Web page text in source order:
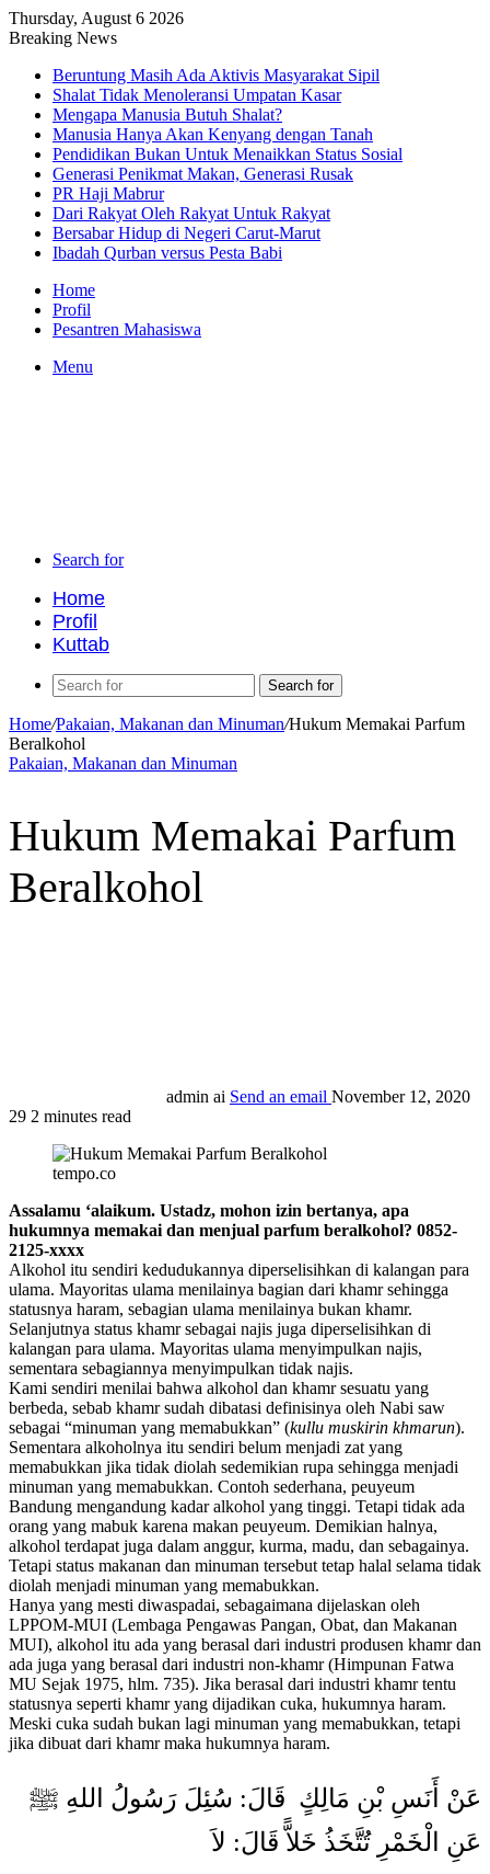
Thursday, August 6 2026
Breaking News
Beruntung Masih Ada Aktivis Masyarakat Sipil
Shalat Tidak Menoleransi Umpatan Kasar
Mengapa Manusia Butuh Shalat?
Manusia Hanya Akan Kenyang dengan Tanah
Pendidikan Bukan Untuk Menaikkan Status Sosial
Generasi Penikmat Makan, Generasi Rusak
PR Haji Mabrur
Dari Rakyat Oleh Rakyat Untuk Rakyat
Bersabar Hidup di Negeri Carut-Marut
Ibadah Qurban versus Pesta Babi
Home
Profil
Pesantren Mahasiswa
Menu
Search for
Home
Profil
Kuttab
Search for
Home/Pakaian, Makanan dan Minuman/Hukum Memakai Parfum
Beralkohol
Pakaian, Makanan dan Minuman
Hukum Memakai Parfum
Beralkohol
admin ai Send an email November 12, 2020
29 2 minutes read
tempo.co
Assalamu ‘alaikum. Ustadz, mohon izin bertanya, apa
hukumnya memakai dan menjual parfum beralkohol? 0852-
2125-xxxx
Alkohol itu sendiri kedudukannya diperselisihkan di kalangan para
ulama. Mayoritas ulama menilainya bagian dari khamr sehingga
statusnya haram, sebagian ulama menilainya bukan khamr.
Selanjutnya status khamr sebagai najis juga diperselisihkan di
kalangan para ulama. Mayoritas ulama menyimpulkan najis,
sementara sebagiannya menyimpulkan tidak najis.
Kami sendiri menilai bahwa alkohol dan khamr sesuatu yang
berbeda, sebab khamr sudah dibatasi definisinya oleh Nabi saw
sebagai “minuman yang memabukkan” (kullu muskirin khmarun).
Sementara alkoholnya itu sendiri belum menjadi zat yang
memabukkan jika tidak diolah sedemikian rupa sehingga menjadi
minuman yang memabukkan. Contoh sederhana, peuyeum
Bandung mengandung kadar alkohol yang tinggi. Tetapi tidak ada
orang yang mabuk karena makan peuyeum. Demikian halnya,
alkohol terdapat juga dalam anggur, kurma, madu, dan sebagainya.
Tetapi status makanan dan minuman tersebut tetap halal selama tidak
diolah menjadi minuman yang memabukkan.
Hanya yang mesti diwaspadai, sebagaimana dijelaskan oleh
LPPOM-MUI (Lembaga Pengawas Pangan, Obat, dan Makanan
MUI), alkohol itu ada yang berasal dari industri produsen khamr dan
ada juga yang berasal dari industri non-khamr (Himpunan Fatwa
MU Sejak 1975, hlm. 735). Jika berasal dari industri khamr tentu
statusnya seperti khamr yang dijadikan cuka, hukumnya haram.
Meski cuka sudah bukan lagi minuman yang memabukkan, tetapi
jika dibuat dari khamr maka hukumnya haram.
عَنْ أَنَسِ بْنِ مَالِكٍ قَالَ: سُئِلَ رَسُولُ اللهِ ﷺ
عَنِ الْخَمْرِ تُتَّخَذُ خَلاًّ قَالَ: لاَ